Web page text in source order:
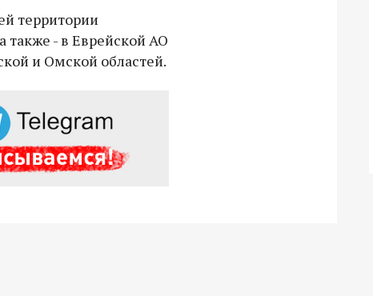
территории
также - в Еврейской АО
и Омской областей.
для бойцов СВО с самого начала
спецоперации.